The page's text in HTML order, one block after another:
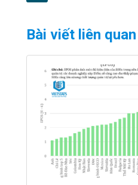
Bài viết liên quan